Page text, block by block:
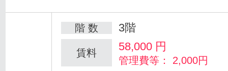
階 数 3階
賃料 58,000 円
管理費等： 2,000円